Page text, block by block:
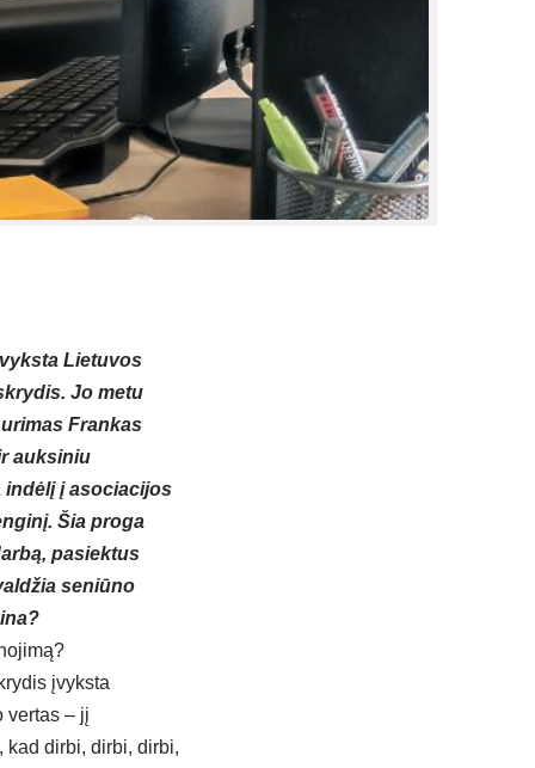
Lietuvos
Jo metu
Frankas
auksiniu
indėlį į asociacijos
Šia proga
pasiektus
seniūno
įvyksta
vertas – jį
kad dirbi, dirbi, dirbi,